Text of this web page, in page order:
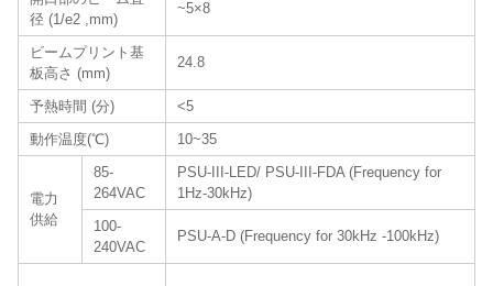
径 (1/e2 ,mm)
~5×8
ビームプリント基
板高さ (mm)
24.8
予熱時間 (分)
<5
動作温度(℃)
10~35
電力
供給
85-
264VAC
PSU-III-LED/ PSU-III-FDA (Frequency for
1Hz-30kHz)
100-
240VAC
PSU-A-D (Frequency for 30kHz -100kHz)